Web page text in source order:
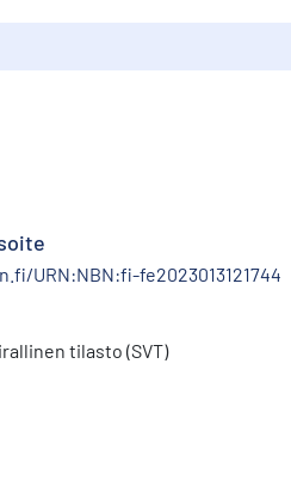
URN:NBN:fi-fe2023013121744
tilasto (SVT)